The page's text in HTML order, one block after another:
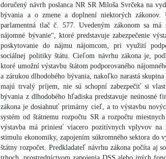
doručený návrh poslanca NR SR Miloša Svrčeka na
bývania a o zmene a doplnení niektorých zákonov.
parlamentná tlač č. 577. Uvedeným zákonom sa má
nájomné bývanie“, ktoré predstavuje zabezpečenie
poskytovanie do nájmu nájomcom, pri využití
sociálnej politiky štátu. Cieľom návrhu zákona je,
ktoré umožní výstavbu štátom podporovaného
a zárukou dlhodobého bývania, nakoľko narastá
majú trvalý príjem, nie sú schopní zabezpečiť si
bývania z dlhodobého hľadiska predstavuje neúnosné
zákona je dosiahnuť primárny cieľ, a to výstavbu
systém od štátnemu rozpočtu SR a rozpočtu
výstavba má priniesť viacero pozitívnych vplyvov
stimulu ekonomiky, zapojením súkromného sektora
štátny rozpočet. Predkladateľ návrhu zákona počíta aj